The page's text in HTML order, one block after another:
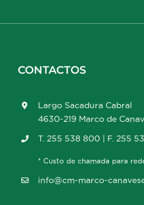
CONTACTOS
Largo Sacadura Cabral
4630-219 Marco de
T. 255 538 800 | F. 255
* Custo de chamada para
info@cm-marco-